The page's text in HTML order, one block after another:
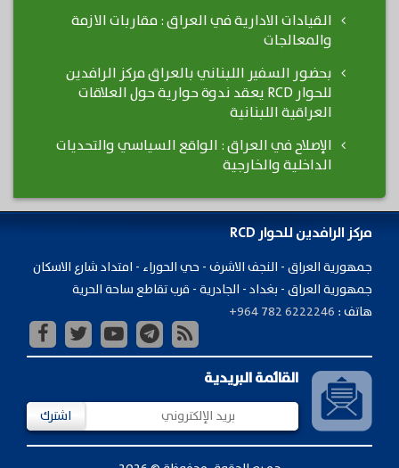
القيادات الادارية في العراق : مقاربات الازمة
والمعالجات
بحضور السفير اللبناني بالعراق مركز الرافدين
للحوار RCD يعقد ندوة حوارية حول العلاقات
العراقية اللبنانية
الإصلاح في العراق : الواقع السياسي والتحديات
الداخلية والخارجية
مركز الرافدين للحوار RCD
جمهورية ​العراق - النجف الاشرف - حي الحوراء - امتداد شارع الاسكان
جمهورية العراق - بغداد - الجادرية - قرب تقاطع ساحة الحرية
هاتف : +964 782 6222246
القائمة البريدية
اشترك